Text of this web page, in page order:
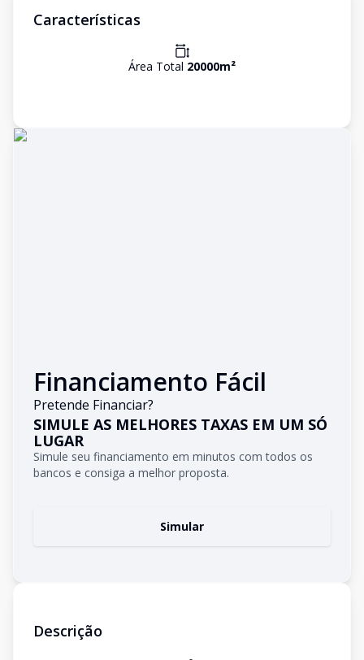
Características
Área Total 20000m²
Financiamento Fácil
Pretende Financiar?
SIMULE AS MELHORES TAXAS EM UM SÓ
LUGAR
Simule seu financiamento em minutos com todos os
bancos e consiga a melhor proposta.
Simular
Descrição